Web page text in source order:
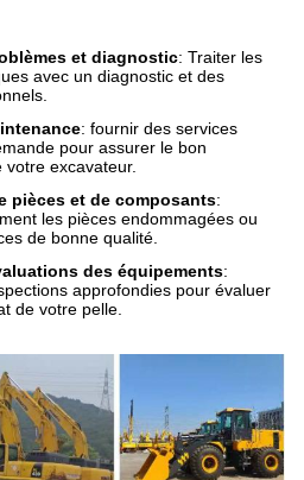
et diagnostic: Traiter les
avec un diagnostic et des
: fournir des services
pour assurer le bon
excavateur.
pièces et de composants:
les pièces endommagées ou
de bonne qualité.
des équipements:
approfondies pour évaluer
de votre pelle.